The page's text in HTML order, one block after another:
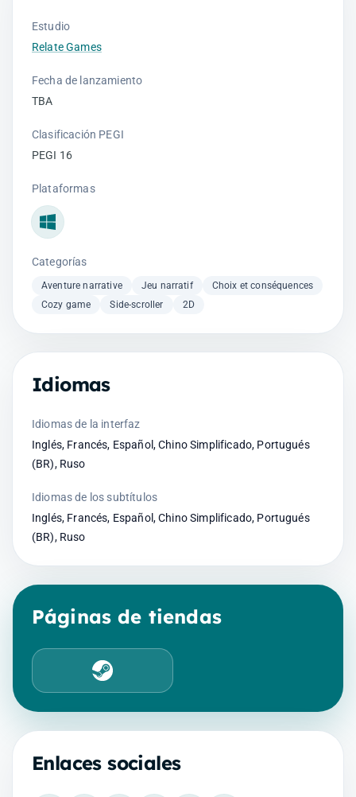
Estudio
Relate Games
Fecha de lanzamiento
TBA
Clasificación PEGI
PEGI 16
Plataformas
Windows
Categorías
Aventure narrative Jeu narratif
Choix et conséquences
Cozy game
Side-scroller 2D
Idiomas
Idiomas de la interfaz
Inglés, Francés, Español, Chino Simplificado, Portugués
(BR), Ruso
Idiomas de los subtítulos
Inglés, Francés, Español, Chino Simplificado, Portugués
(BR), Ruso
Páginas de tiendas
Steam
Enlaces sociales